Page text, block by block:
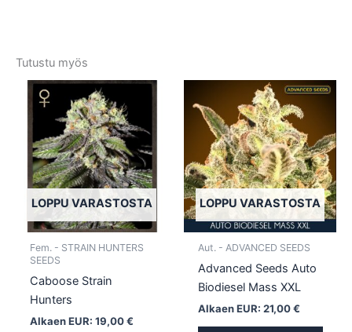
Tutustu myös
LOPPU VARASTOSTA
Fem. - STRAIN HUNTERS
SEEDS
Caboose Strain
Hunters
Alkaen EUR: 19,00€
Tällä
tuotteella
muunnelma.
tehdä
valinnat
LOPPU VARASTOSTA
Aut. - ADVANCED SEEDS
Advanced Seeds Auto
Biodiesel Mass XXL
Alkaen EUR: 21,00€
Tällä
Voit
tehdä